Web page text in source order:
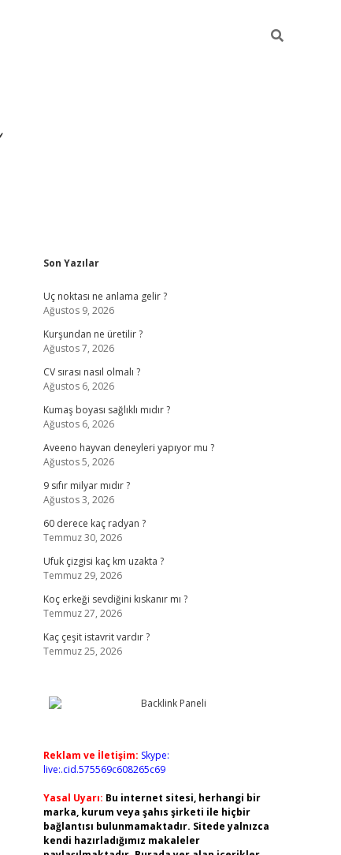
Sidebar
Son Yazılar
Uç noktası ne anlama gelir ?
Ağustos 9, 2026
Kurşundan ne üretilir ?
Ağustos 7, 2026
CV sırası nasıl olmalı ?
Ağustos 6, 2026
Kumaş boyası sağlıklı mıdır ?
Ağustos 6, 2026
Aveeno hayvan deneyleri yapıyor mu ?
Ağustos 5, 2026
9 sıfır milyar mıdır ?
Ağustos 3, 2026
60 derece kaç radyan ?
Temmuz 30, 2026
Ufuk çizgisi kaç km uzakta ?
Temmuz 29, 2026
Koç erkeği sevdiğini kıskanır mı ?
Temmuz 27, 2026
Kaç çeşit istavrit vardır ?
Temmuz 25, 2026
Reklam ve İletişim: Skype:
live:.cid.575569c608265c69
Yasal Uyarı: Bu internet sitesi, herhangi bir
marka, kurum veya şahıs şirketi ile hiçbir
bağlantısı bulunmamaktadır. Sitede yalnızca
kendi hazırladığımız makaleler